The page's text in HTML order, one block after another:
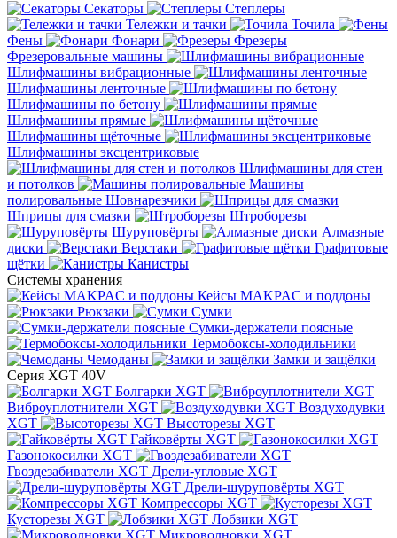
Секаторы
Степлеры
Тележки и тачки
Точила
Фены
Фонари
Фрезеры
Фрезеровальные машины
Шлифмашины вибрационные
Шлифмашины ленточные
Шлифмашины по бетону
Шлифмашины прямые
Шлифмашины щёточные
Шлифмашины эксцентриковые
Шлифмашины для стен
и потолков
Машины
полировальные Шовнарезчики
Шприцы для смазки
Штроборезы
Шуруповёрты
Алмазные
диски
Верстаки
Графитовые
щётки
Канистры
Системы хранения
Кейсы MAKPAC и поддоны
Рюкзаки
Сумки
Сумки-держатели поясные
Термобоксы-холодильники
Чемоданы
Замки и защёлки
Серия XGT 40V
Болгарки XGT
Виброуплотнители XGT
Воздуходувки
XGT
Высоторезы XGT
Гайковёрты XGT
Газонокосилки XGT
Гвоздезабиватели XGT Дрели-угловые XGT
Дрели-шуруповёрты XGT
Компрессоры XGT
Кусторезы XGT
Лобзики XGT
Микроволновки XGT